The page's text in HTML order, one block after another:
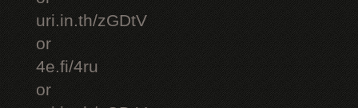
uri.in.th/zGDtV
or
4e.fi/4ru
or